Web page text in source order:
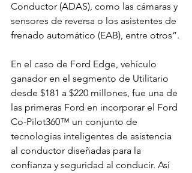
Conductor (ADAS), como las cámaras y
sensores de reversa o los asistentes de
frenado automático (EAB), entre otros”.
En el caso de Ford Edge, vehículo
ganador en el segmento de Utilitario
desde $181 a $220 millones, fue una de
las primeras Ford en incorporar el Ford
Co-Pilot360™ un conjunto de
tecnologías inteligentes de asistencia
al conductor diseñadas para la
confianza y seguridad al conducir. Así